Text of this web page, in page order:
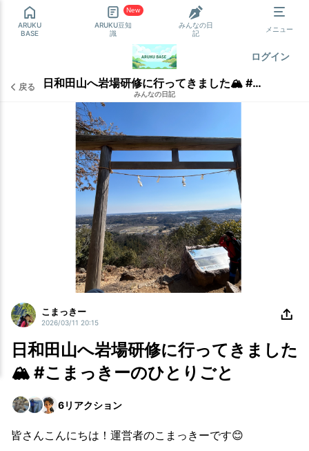
ARUKU
BASE
New
ARUKU豆知
識
みんなの日
記
メニュー
ログイン
戻る 日和田山へ岩場研修に行ってきました🏔️ #こまっきーのひとりごと
みんなの日記
こまっきー
2026/03/11 20:15
日和田山へ岩場研修に行ってきました
🏔️ #こまっきーのひとりごと
6リアクション
皆さんこんにちは！運営者のこまっきーです😊